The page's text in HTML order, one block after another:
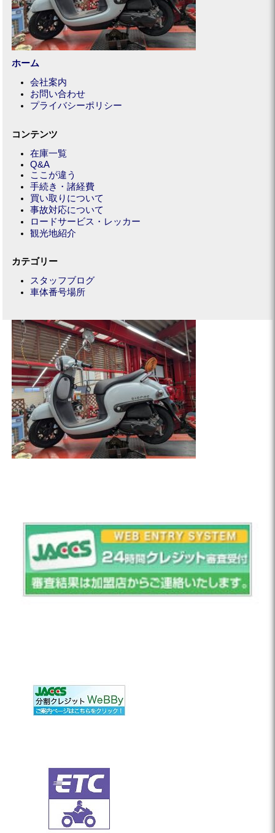
ホーム
会社案内
お問い合わせ
プライバシーポリシー
コンテンツ
在庫一覧
Q&A
ここが違う
手続き・諸経費
買い取りについて
事故対応について
ロードサービス・レッカー
観光地紹介
カテゴリー
スタッフブログ
車体番号場所